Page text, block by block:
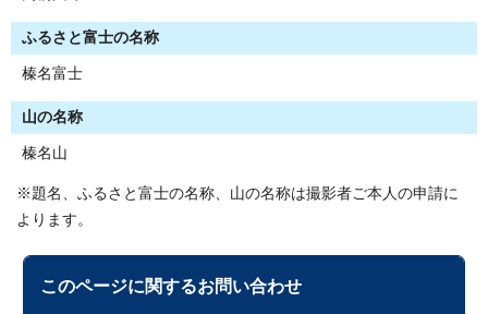
ふるさと富士の名称
榛名富士
山の名称
榛名山
※題名、ふるさと富士の名称、山の名称は撮影者ご本人の申請に
よります。
このページに関するお問い合わせ